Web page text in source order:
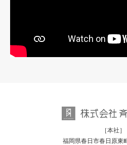
［本社］
福岡県春日市春日原東